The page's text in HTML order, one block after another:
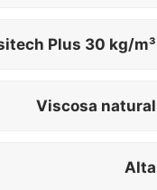
Plus 30 kg/m³
Viscosa natural
Alta